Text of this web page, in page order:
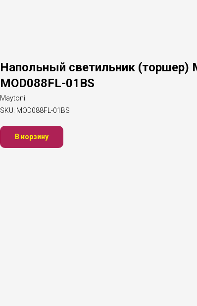
Напольный светильник (торшер)
MOD088FL-01BS
Maytoni
SKU: MOD088FL-01BS
В корзину